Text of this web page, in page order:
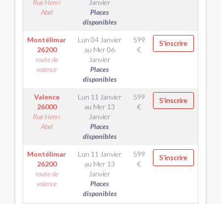
Rue Henri
Abel
Janvier
Places
disponibles
Montélimar
26200
route de
valence
Lun 04 Janvier
au Mer 06
Janvier
Places
disponibles
599
€
S'inscrire
Valence
26000
Rue Henri
Abel
Lun 11 Janvier
au Mer 13
Janvier
Places
disponibles
599
€
S'inscrire
Montélimar
26200
route de
valence
Lun 11 Janvier
au Mer 13
Janvier
Places
disponibles
599
€
S'inscrire